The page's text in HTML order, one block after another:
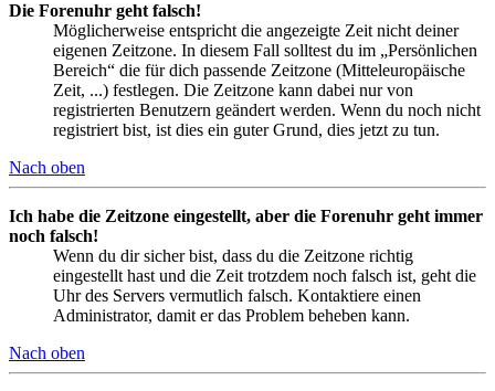
Die Forenuhr geht falsch!
Möglicherweise entspricht die angezeigte Zeit nicht deiner
eigenen Zeitzone. In diesem Fall solltest du im „Persönlichen
Bereich“ die für dich passende Zeitzone (Mitteleuropäische
Zeit, ...) festlegen. Die Zeitzone kann dabei nur von
registrierten Benutzern geändert werden. Wenn du noch nicht
registriert bist, ist dies ein guter Grund, dies jetzt zu tun.
Nach oben
Ich habe die Zeitzone eingestellt, aber die Forenuhr geht immer
noch falsch!
Wenn du dir sicher bist, dass du die Zeitzone richtig
eingestellt hast und die Zeit trotzdem noch falsch ist, geht die
Uhr des Servers vermutlich falsch. Kontaktiere einen
Administrator, damit er das Problem beheben kann.
Nach oben